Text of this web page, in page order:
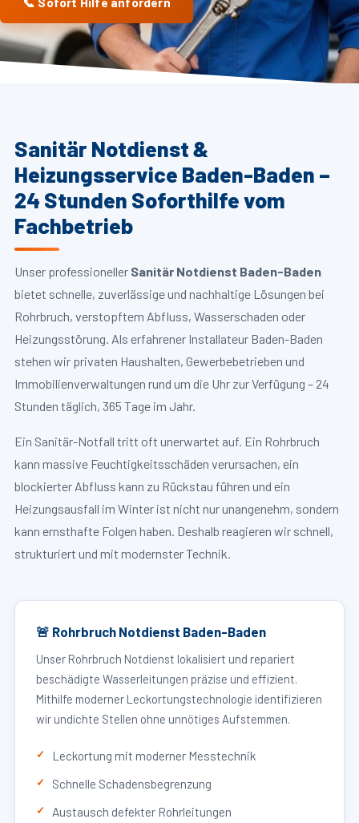
Sanitär Notdienst &
Heizungsservice Baden-Baden –
24 Stunden Soforthilfe vom
Fachbetrieb
Unser professioneller Sanitär Notdienst Baden-Baden
bietet schnelle, zuverlässige und nachhaltige Lösungen bei
Rohrbruch, verstopftem Abfluss, Wasserschaden oder
Heizungsstörung. Als erfahrener Installateur Baden-Baden
stehen wir privaten Haushalten, Gewerbebetrieben und
Immobilienverwaltungen rund um die Uhr zur Verfügung – 24
Stunden täglich, 365 Tage im Jahr.
Ein Sanitär-Notfall tritt oft unerwartet auf. Ein Rohrbruch
kann massive Feuchtigkeitsschäden verursachen, ein
blockierter Abfluss kann zu Rückstau führen und ein
Heizungsausfall im Winter ist nicht nur unangenehm, sondern
kann ernsthafte Folgen haben. Deshalb reagieren wir schnell,
strukturiert und mit modernster Technik.
🚨 Rohrbruch Notdienst Baden-Baden
Unser Rohrbruch Notdienst lokalisiert und repariert
beschädigte Wasserleitungen präzise und effizient.
Mithilfe moderner Leckortungstechnologie identifizieren
wir undichte Stellen ohne unnötiges Aufstemmen.
Leckortung mit moderner Messtechnik
Schnelle Schadensbegrenzung
Austausch defekter Rohrleitungen